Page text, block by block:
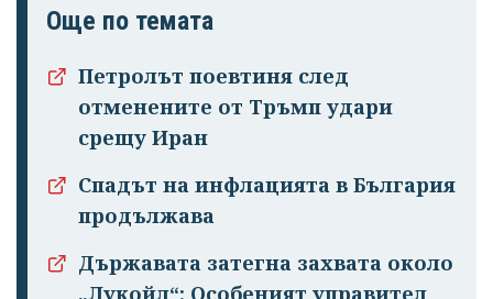
Още по темата
Петролът поевтиня след
отменените от Тръмп удари
срещу Иран
Спадът на инфлацията в България
продължава
Държавата затегна захвата около
„Лукойл“: Особеният управител